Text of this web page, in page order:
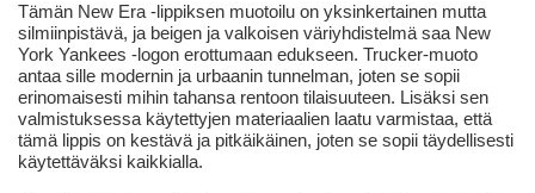
Tämän New Era -lippiksen muotoilu on yksinkertainen mutta
silmiinpistävä, ja beigen ja valkoisen väriyhdistelmä saa New
York Yankees -logon erottumaan edukseen. Trucker-muoto
antaa sille modernin ja urbaanin tunnelman, joten se sopii
erinomaisesti mihin tahansa rentoon tilaisuuteen. Lisäksi sen
valmistuksessa käytettyjen materiaalien laatu varmistaa, että
tämä lippis on kestävä ja pitkäikäinen, joten se sopii täydellisesti
käytettäväksi kaikkialla.